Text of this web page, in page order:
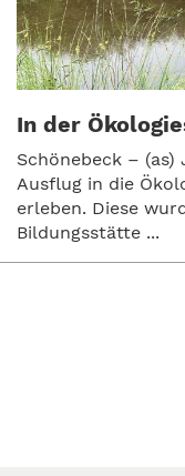
In der
Schönebeck – (as)
Ausflug in die
erleben. Diese
Bildungsstätte ...